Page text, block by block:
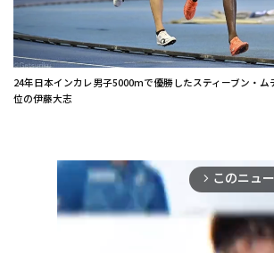
24年日本インカレ男子5000mで優勝したスティーブン・
位の伊藤大志
arrow_forward_ios このニュ